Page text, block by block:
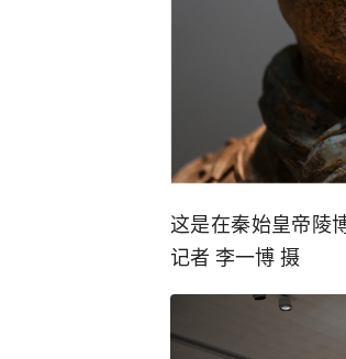
这是在秦始皇帝陵
记者 李一博 摄